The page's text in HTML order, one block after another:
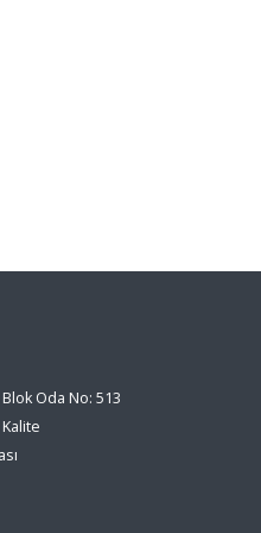
Oda No: 513